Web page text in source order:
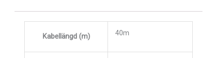
Kabellängd (m) 40m